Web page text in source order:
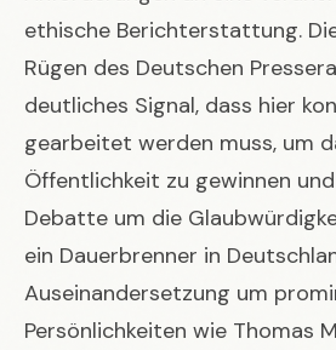
ethische Berichterstattung.
Rügen des Deutschen
deutliches Signal, dass hier
gearbeitet werden muss, um
Öffentlichkeit zu gewinnen
Debatte um die
ein Dauerbrenner in
Auseinandersetzung um
Persönlichkeiten wie Thomas